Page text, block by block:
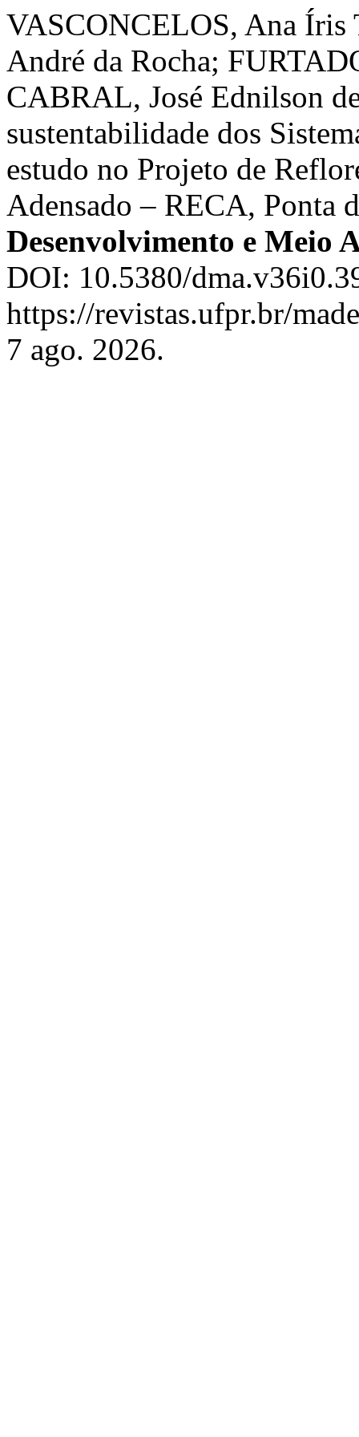
VASCONCELOS, Ana
André da Rocha;
CABRAL, José Ednilson
sustentabilidade dos
estudo no Projeto de
Adensado – RECA, Ponta
Desenvolvimento e Meio
DOI: 10.5380/
https://revistas.ufpr.br/
7 ago. 2026.